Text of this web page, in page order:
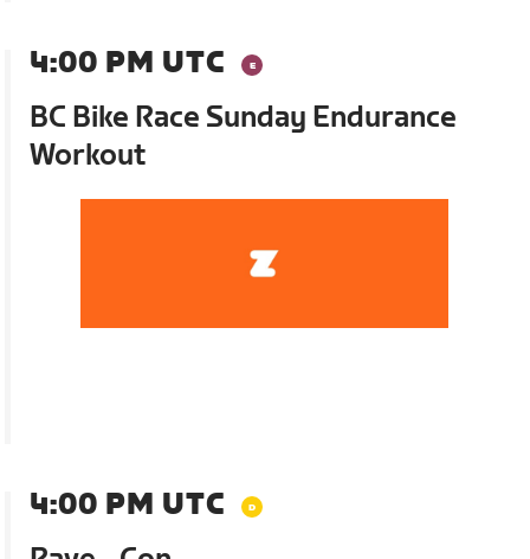
4:00 PM UTC
BC Bike Race Sunday Endurance
Workout
4:00 PM UTC